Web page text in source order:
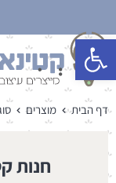
פתח סרגל נגישות
דף הבית מוצרים
חנות